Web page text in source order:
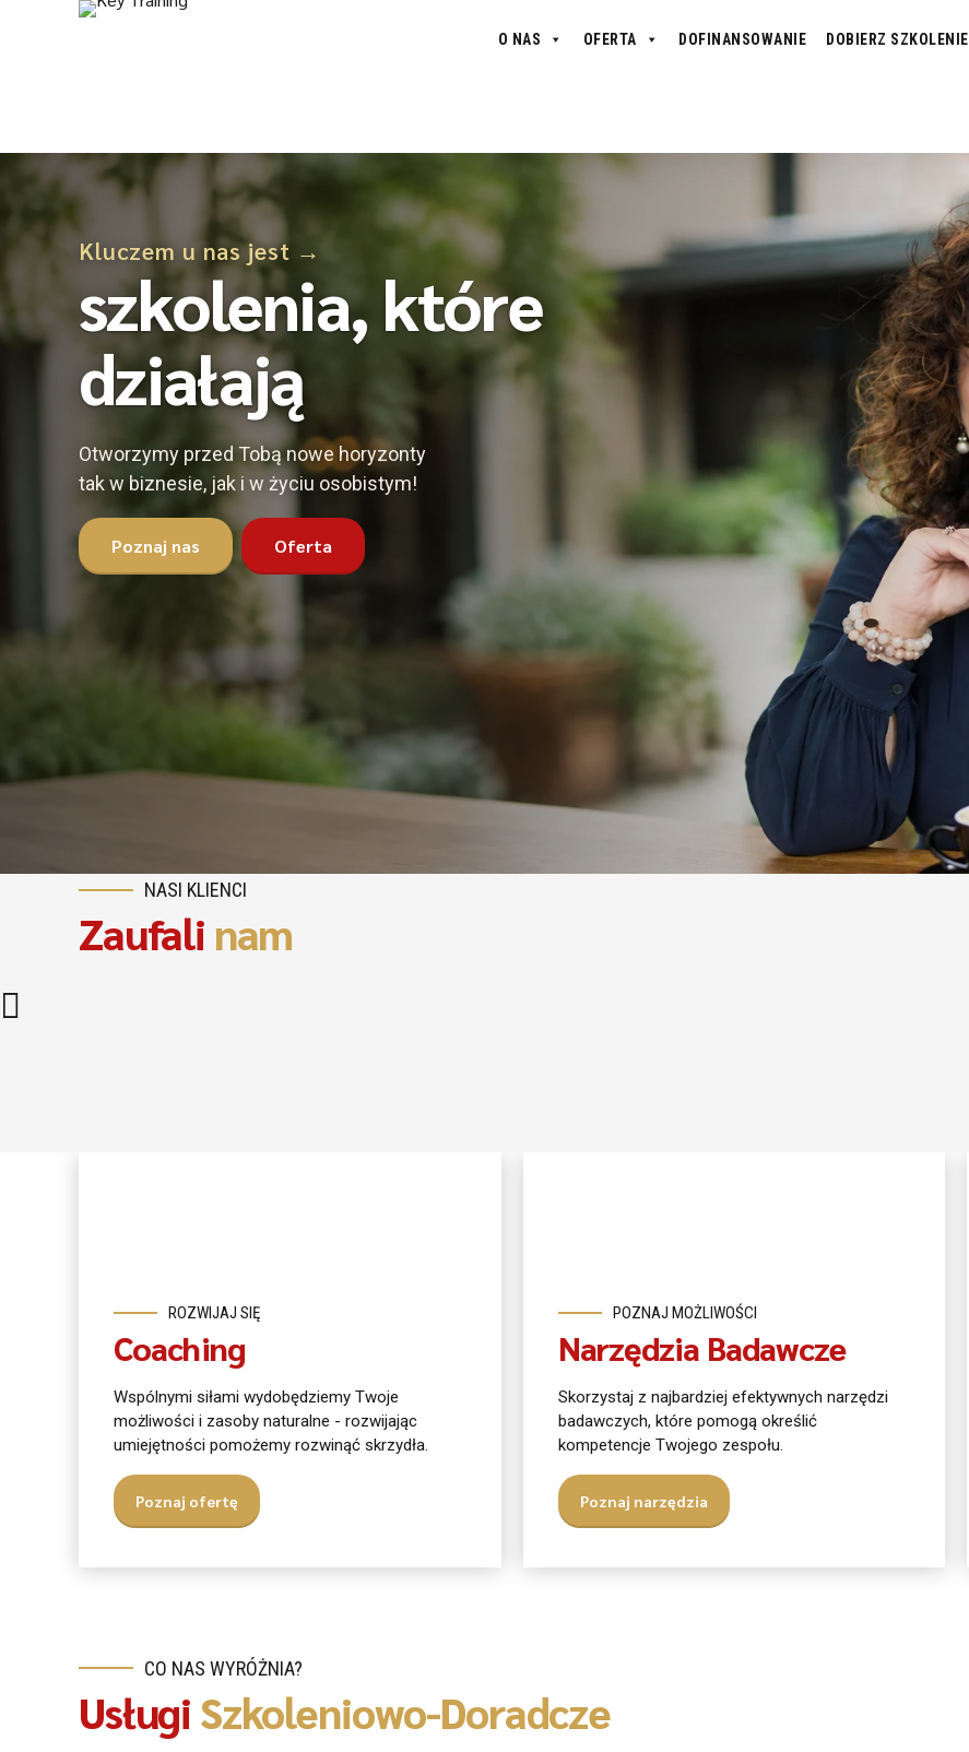
O NAS OFERTA DOFINANSOWANIE DOBIERZ SZKOLENIE
Kluczem u nas jest →
rozwój Twojego zespołu
szkolenia, które
działają
Otworzymy przed Tobą nowe horyzonty
tak w biznesie, jak i w życiu osobistym!
Poznaj nas Oferta
NASI KLIENCI
Zaufali nam
ROZWIJAJ SIĘ
Coaching
Wspólnymi siłami wydobędziemy Twoje
możliwości i zasoby naturalne - rozwijając
umiejętności pomożemy rozwinąć skrzydła.
Poznaj ofertę
POZNAJ MOŻLIWOŚCI
Narzędzia Badawcze
Skorzystaj z najbardziej efektywnych narzędzi
badawczych, które pomogą określić
kompetencje Twojego zespołu.
Poznaj narzędzia
CO NAS WYRÓŻNIA?
Usługi Szkoleniowo-Doradcze